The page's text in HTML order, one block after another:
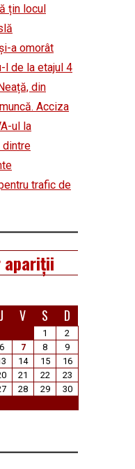
țin locul
a omorât
l de la etajul 4
din
Acciza
ul la
dintre
trafic de
apariții
J V S D
1
2
6 7 8
9
14 15
16
21 22
23
28 29
30